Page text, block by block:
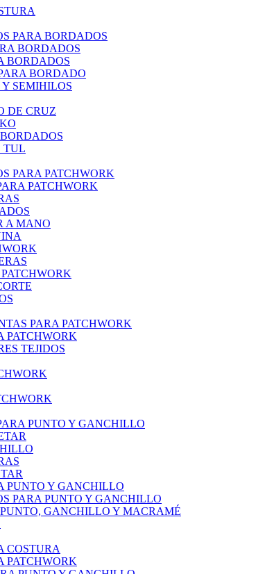
PARA BORDADOS
BORDADOS
BORDADOS
BORDADO
SEMIHILOS
DE CRUZ
TUL
PARA PATCHWORK
PATCHWORK
A MANO
PARA PATCHWORK
PATCHWORK
TEJIDOS
PUNTO Y GANCHILLO
PUNTO Y GANCHILLO
PARA PUNTO Y GANCHILLO
GANCHILLO Y MACRAMÉ
COSTURA
PATCHWORK